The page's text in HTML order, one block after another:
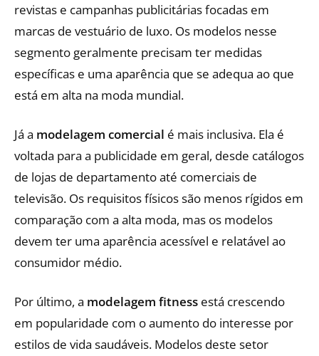
revistas e campanhas publicitárias focadas em
marcas de vestuário de luxo. Os modelos nesse
segmento geralmente precisam ter medidas
específicas e uma aparência que se adequa ao que
está em alta na moda mundial.
Já a modelagem comercial é mais inclusiva. Ela é
voltada para a publicidade em geral, desde catálogos
de lojas de departamento até comerciais de
televisão. Os requisitos físicos são menos rígidos em
comparação com a alta moda, mas os modelos
devem ter uma aparência acessível e relatável ao
consumidor médio.
Por último, a modelagem fitness está crescendo
em popularidade com o aumento do interesse por
estilos de vida saudáveis. Modelos deste setor